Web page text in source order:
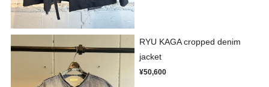
RYU KAGA cropped denim
jacket
¥50,600